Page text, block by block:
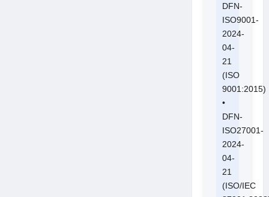
DFN-
ISO9001-
2024-
04-
21
(ISO
9001:2015)
•
DFN-
ISO27001-
2024-
04-
21
(ISO/IEC